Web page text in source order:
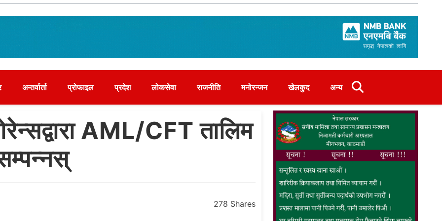
अन्तर्वार्ता प्रोफाइल प्रदेश लोकसेवा राजनीति मनोरन्जन खेलकुद अन्य
AML/CFT तालिम
278 Shares